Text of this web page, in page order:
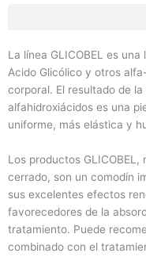
La línea GLICOBEL es
Acido Glicólico y otros
corporal. El resultado de
alfahidroxiácidos es una
uniforme, más elástica y
Los productos
cerrado, son un comodín
sus excelentes efectos
favorecedores de la
tratamiento. Puede
combinado con el